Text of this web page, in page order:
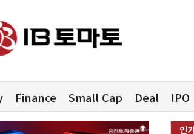
Finance Small Cap Deal IPO